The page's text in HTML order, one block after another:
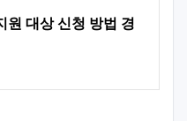
원 대상 신청 방법 경